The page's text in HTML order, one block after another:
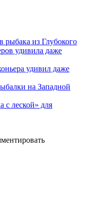
рыбака из Глубокого
удивила даже
удивил даже
на Западной
с леской» для